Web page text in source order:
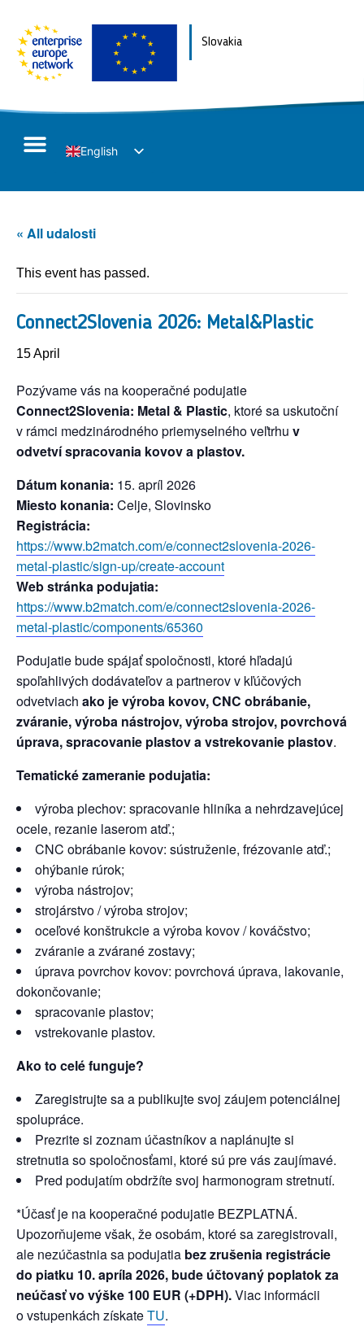
Slovakia
English
« All udalosti
This event has passed.
Connect2Slovenia 2026: Metal&Plastic
15 April
Pozývame vás na kooperačné podujatie
Connect2Slovenia: Metal & Plastic, ktoré sa uskutoční
v rámci medzinárodného priemyselného veľtrhu v
odvetví spracovania kovov a plastov.
Dátum konania: 15. apríl 2026
Miesto konania: Celje, Slovinsko
Registrácia:
https://www.b2match.com/e/connect2slovenia-2026-
metal-plastic/sign-up/create-account
Web stránka podujatia:
https://www.b2match.com/e/connect2slovenia-2026-
metal-plastic/components/65360
Podujatie bude spájať spoločnosti, ktoré hľadajú
spoľahlivých dodávateľov a partnerov v kľúčových
odvetviach ako je výroba kovov, CNC obrábanie,
zváranie, výroba nástrojov, výroba strojov, povrchová
úprava, spracovanie plastov a vstrekovanie plastov.
Tematické zameranie podujatia:
výroba plechov: spracovanie hliníka a nehrdzavejúcej
ocele, rezanie laserom atď.;
CNC obrábanie kovov: sústruženie, frézovanie atď.;
ohýbanie rúrok;
výroba nástrojov;
strojárstvo / výroba strojov;
oceľové konštrukcie a výroba kovov / kováčstvo;
zváranie a zvárané zostavy;
úprava povrchov kovov: povrchová úprava, lakovanie,
dokončovanie;
spracovanie plastov;
vstrekovanie plastov.
Ako to celé funguje?
Zaregistrujte sa a publikujte svoj záujem potenciálnej
spolupráce.
Prezrite si zoznam účastníkov a naplánujte si
stretnutia so spoločnosťami, ktoré sú pre vás zaujímavé.
Pred podujatím obdržíte svoj harmonogram stretnutí.
*Účasť je na kooperačné podujatie BEZPLATNÁ.
Upozorňujeme však, že osobám, ktoré sa zaregistrovali,
ale nezúčastnia sa podujatia bez zrušenia registrácie
do piatku 10. apríla 2026, bude účtovaný poplatok za
neúčasť vo výške 100 EUR (+DPH).Viac informácii
o vstupenkách získateTU.